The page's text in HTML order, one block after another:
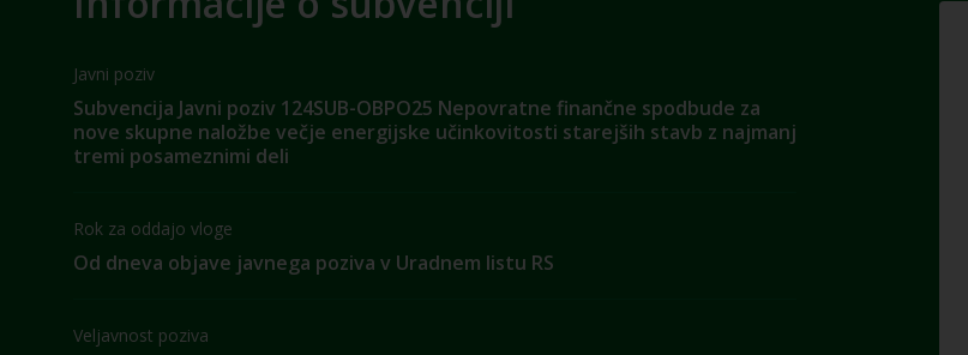
Javni poziv
Subvencija Javni poziv 124SUB-OBPO25 Nepovratne finančne spodbude za
nove skupne naložbe večje energijske učinkovitosti starejših stavb z najmanj
tremi posameznimi deli
Rok za oddajo vloge
Od dneva objave javnega poziva v Uradnem listu RS
Veljavnost poziva